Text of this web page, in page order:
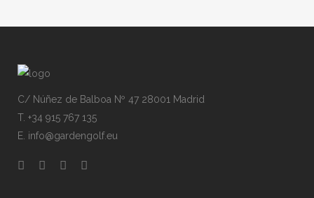
C/ Núñez de Balboa Nº 47 28001 Madrid
T. +34 915 767 135
E. info@gardengolf.eu